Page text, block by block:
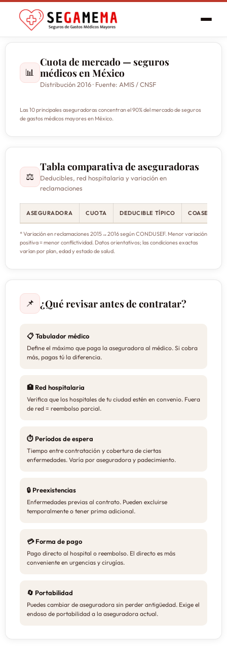
📊
Cuota de mercado — seguros
médicos en México
Distribución 2016 · Fuente: AMIS / CNSF
Las 10 principales aseguradoras concentran el 90% del mercado de seguros
de gastos médicos mayores en México.
⚖️
Tabla comparativa de aseguradoras
Deducibles, red hospitalaria y variación en
reclamaciones
ASEGURADORA CUOTA DEDUCIBLE TÍPICO COASEGURO
* Variación en reclamaciones 2015→2016 según CONDUSEF. Menor variación
positiva = menor conflictividad. Datos orientativos; las condiciones exactas
varían por plan, edad y estado de salud.
📌 ¿Qué revisar antes de contratar?
📋 Tabulador médico
Define el máximo que paga la aseguradora al médico. Si cobra
más, pagas tú la diferencia.
🏥 Red hospitalaria
Verifica que los hospitales de tu ciudad estén en convenio. Fuera
de red = reembolso parcial.
⏱ Períodos de espera
Tiempo entre contratación y cobertura de ciertas
enfermedades. Varía por aseguradora y padecimiento.
🔒 Preexistencias
Enfermedades previas al contrato. Pueden excluirse
temporalmente o tener prima adicional.
💳 Forma de pago
Pago directo al hospital o reembolso. El directo es más
conveniente en urgencias y cirugías.
🔄 Portabilidad
Puedes cambiar de aseguradora sin perder antigüedad. Exige el
endoso de portabilidad a la aseguradora actual.